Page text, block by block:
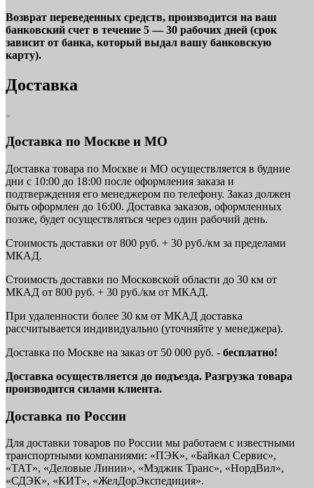
Возврат переведенных средств, производится на ваш
банковский счет в течение 5 — 30 рабочих дней (срок
зависит от банка, который выдал вашу банковскую
карту).
Доставка
Доставка по Москве и МО
Доставка товара по Москве и МО осуществляется в будние
дни с 10:00 до 18:00 после оформления заказа и
подтверждения его менеджером по телефону. Заказ должен
быть оформлен до 16:00. Доставка заказов, оформленных
позже, будет осуществляться через один рабочий день.
Стоимость доставки от 800 руб. + 30 руб./км за пределами
МКАД.
Стоимость доставки по Московской области до 30 км от
МКАД от 800 руб. + 30 руб./км от МКАД.
При удаленности более 30 км от МКАД доставка
рассчитывается индивидуально (уточняйте у менеджера).
Доставка по Москве на заказ от 50 000 руб. - бесплатно!
Доставка осуществляется до подъезда. Разгрузка товара
производится силами клиента.
Доставка по России
Для доставки товаров по России мы работаем с известными
транспортными компаниями: «ПЭК», «Байкал Сервис»,
«ТАТ», «Деловые Линии», «Мэджик Транс», «НордВил»,
«СДЭК», «КИТ», «ЖелДорЭкспедиция».